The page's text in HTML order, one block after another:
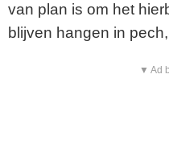
van plan is om het
blijven hangen in
▼ Ad